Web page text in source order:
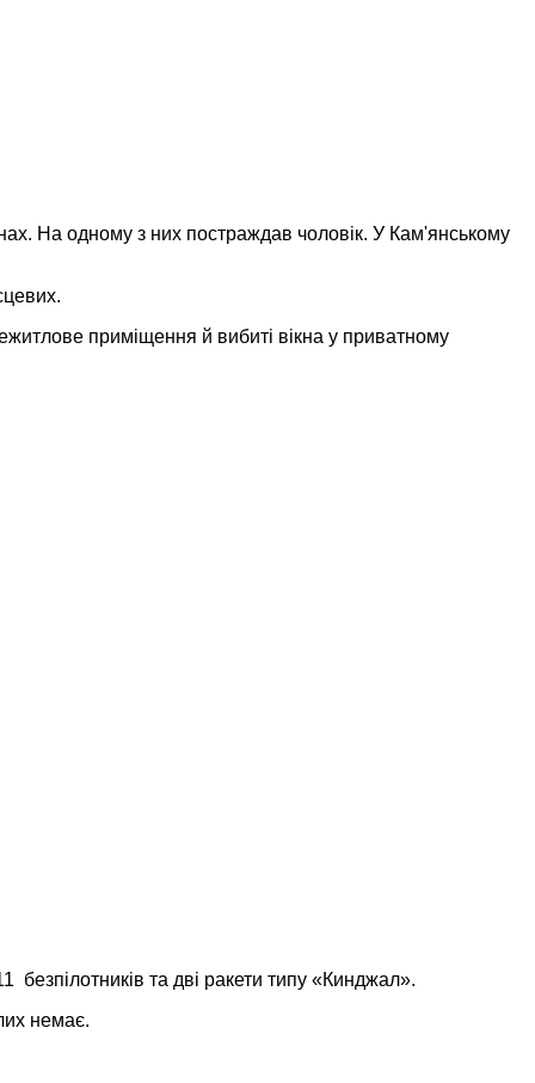
На одному з них постраждав чоловік. У Кам'янському
приміщення й вибиті вікна у приватному
та дві ракети типу «Кинджал».
немає.